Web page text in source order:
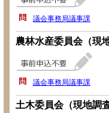
議会事務局議事課
農林水産委員会（現
議会事務局議事課
土木委員会（現地調